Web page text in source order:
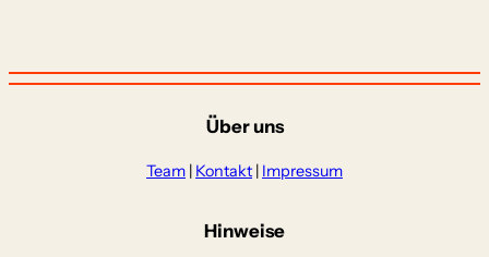
Über uns
Team | Kontakt | Impressum
Hinweise